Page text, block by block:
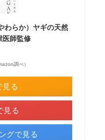
わらか）ヤギの天然
医師監修
調べ）
見る
見る
グで見る